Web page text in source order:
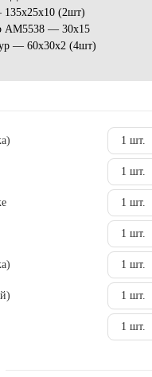
(2шт)
AM5538 — 30х15
— 60х30х2 (4шт)
1 шт.
1 шт.
1 шт.
1 шт.
1 шт.
1 шт.
1 шт.